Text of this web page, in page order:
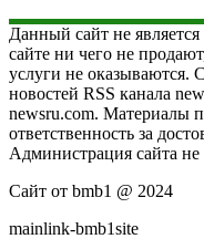
Данный сайт не
сайте ни чего не
услуги не оказываются.
новостей RSS канала
newsru.com. Материалы
ответственность за
Администрация сайта не
Сайт от bmb1 @ 2024
mainlink-bmb1site